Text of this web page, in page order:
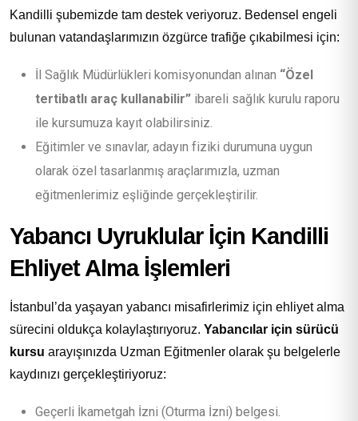
Kandilli şubemizde tam destek veriyoruz. Bedensel engeli
bulunan vatandaşlarımızın özgürce trafiğe çıkabilmesi için:
İl Sağlık Müdürlükleri komisyonundan alınan “Özel
tertibatlı araç kullanabilir” ibareli sağlık kurulu raporu
ile kursumuza kayıt olabilirsiniz.
Eğitimler ve sınavlar, adayın fiziki durumuna uygun
olarak özel tasarlanmış araçlarımızla, uzman
eğitmenlerimiz eşliğinde gerçekleştirilir.
Yabancı Uyruklular İçin Kandilli
Ehliyet Alma İşlemleri
İstanbul’da yaşayan yabancı misafirlerimiz için ehliyet alma
sürecini oldukça kolaylaştırıyoruz. Yabancılar için sürücü
kursu arayışınızda Uzman Eğitmenler olarak şu belgelerle
kaydınızı gerçekleştiriyoruz:
Geçerli İkametgah İzni (Oturma İzni) belgesi.